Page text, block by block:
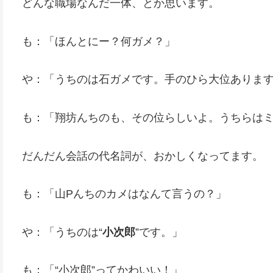
どんな職場なんだ一体、とか思います。
も：「ほんとにー？何ガメ？」
や：「うちのは石ガメです。手のひら大位あります
も：「翔坊んちのも、その位らしいよ。うちらは
だんだん会話の代名詞が、おかしくなってます。
も：「山Pんちのカメはなんて言うの？」
や：「うちのは“小次郎”です。」
も：「“小次郎”ってかわいい！」